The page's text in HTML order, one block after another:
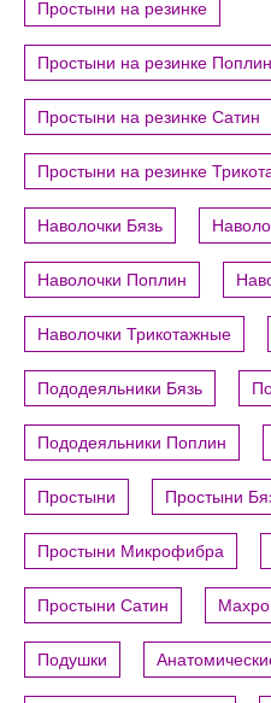
Простыни на резинке
Простыни на резинке Поплин
Простыни на резинке Сатин
Простыни на резинке
Наволочки Бязь
Наволочки Поплин
Наволочки Трикотажные
Пододеяльники Бязь
Пододеяльники Поплин
Простыни Простыни
Простыни Микрофибра
Простыни Сатин
Подушки